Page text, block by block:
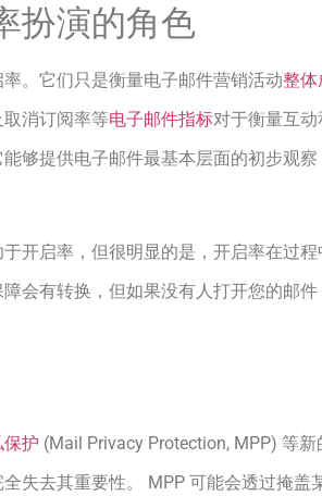
扮演的角色
。它们只是衡量电子邮件营销活动整体
消订阅率等电子邮件指标对于衡量互
够提供电子邮件最基本层面的初步观
开启率，但很明显的是，开启率在过
会有转换，但如果没有人打开您的邮
护 (Mail Privacy Protection, MPP) 等
失去其重要性。 MPP 可能会透过掩盖